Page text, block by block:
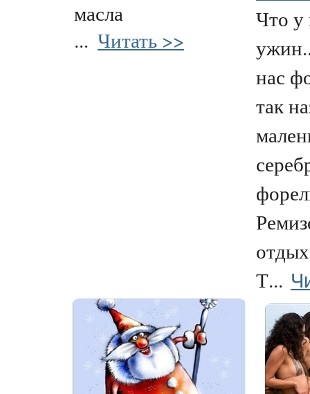
масла
... Читать >>
Что у
нас
так
Т...